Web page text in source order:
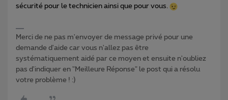
sécurité pour le technicien ainsi que pour vous.
Merci de ne pas m'envoyer de message privé pour une
demande d'aide car vous n'allez pas être
systématiquement aidé par ce moyen et ensuite n'oubliez
pas d'indiquer en "Meilleure Réponse" le post qui a résolu
votre problème ! :)